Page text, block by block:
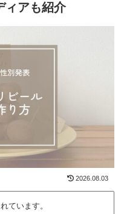
ィアも紹介
2026.08.03
ています。